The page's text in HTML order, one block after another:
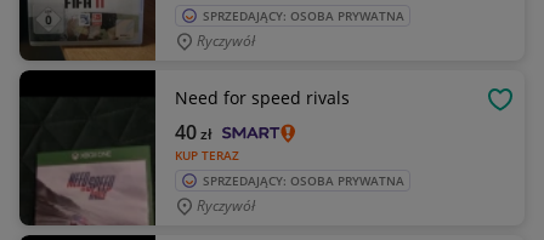
SPRZEDAJĄCY: OSOBA PRYWATNA
Ryczywół
Need for speed rivals
KUP TERAZ
40zł
SPRZEDAJĄCY: OSOBA PRYWATNA
Ryczywół